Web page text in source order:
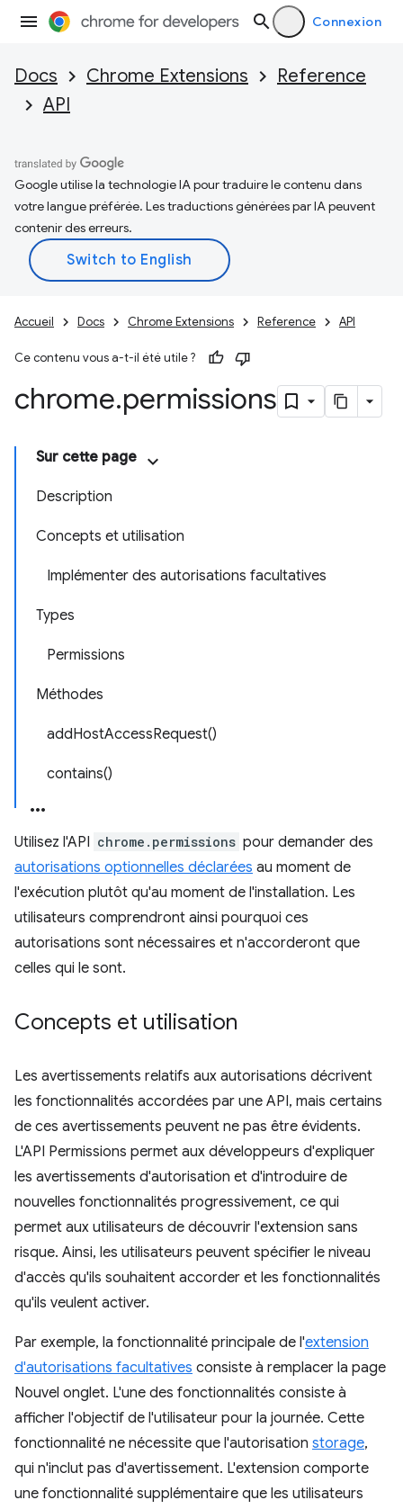
Connexion
Docs Chrome Extensions
Reference
API
Google utilise la technologie IA pour traduire le contenu dans
votre langue préférée. Les traductions générées par IA peuvent
contenir des erreurs.
Accueil Docs Chrome Extensions Reference API
Ce contenu vous a-t-il été utile ?
chrome.permissions
Sur cette page
Description
Concepts et utilisation
Implémenter des autorisations facultatives
Types
Permissions
Méthodes
addHostAccessRequest()
contains()
Utilisez l'API chrome.permissions pour demander des
autorisations optionnelles déclarées au moment de
l'exécution plutôt qu'au moment de l'installation. Les
utilisateurs comprendront ainsi pourquoi ces
autorisations sont nécessaires et n'accorderont que
celles qui le sont.
Concepts et utilisation
Les avertissements relatifs aux autorisations décrivent
les fonctionnalités accordées par une API, mais certains
de ces avertissements peuvent ne pas être évidents.
L'API Permissions permet aux développeurs d'expliquer
les avertissements d'autorisation et d'introduire de
nouvelles fonctionnalités progressivement, ce qui
permet aux utilisateurs de découvrir l'extension sans
risque. Ainsi, les utilisateurs peuvent spécifier le niveau
d'accès qu'ils souhaitent accorder et les fonctionnalités
qu'ils veulent activer.
Par exemple, la fonctionnalité principale de l'extension
d'autorisations facultatives consiste à remplacer la page
Nouvel onglet. L'une des fonctionnalités consiste à
afficher l'objectif de l'utilisateur pour la journée. Cette
fonctionnalité ne nécessite que l'autorisation storage,
qui n'inclut pas d'avertissement. L'extension comporte
une fonctionnalité supplémentaire que les utilisateurs